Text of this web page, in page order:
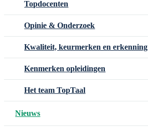
Topdocenten
Opinie & Onderzoek
Kwaliteit, keurmerken en erkenning
Kenmerken opleidingen
Het team TopTaal
Nieuws